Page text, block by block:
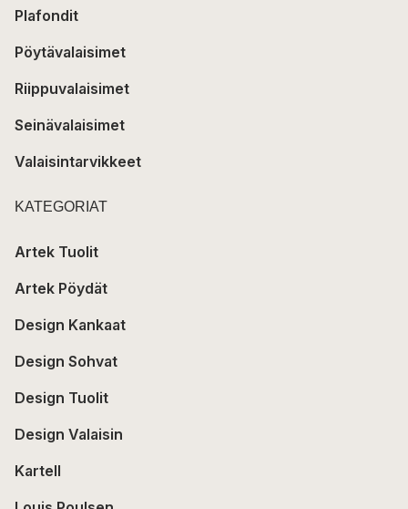
Plafondit
Pöytävalaisimet
Riippuvalaisimet
Seinävalaisimet
Valaisintarvikkeet
KATEGORIAT
Artek Tuolit
Artek Pöydät
Design Kankaat
Design Sohvat
Design Tuolit
Design Valaisin
Kartell